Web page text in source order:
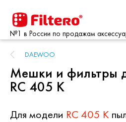
№1 в России по продажам
DAEWOO
Мешки и фильтры
RC 405 K
Для модели RC 405 K